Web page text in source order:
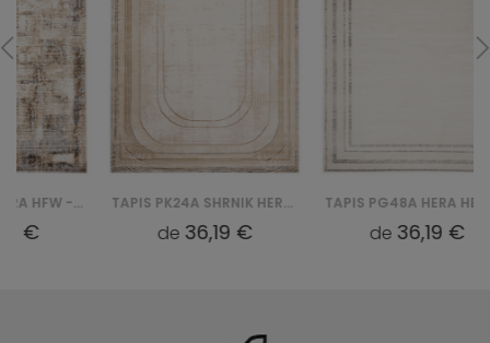
TAPIS PK24A SHRNIK HERA HBV - KREMOWY
36,19 €
TAPIS PG48A HERA HBV - BIAŁY
36,19 €